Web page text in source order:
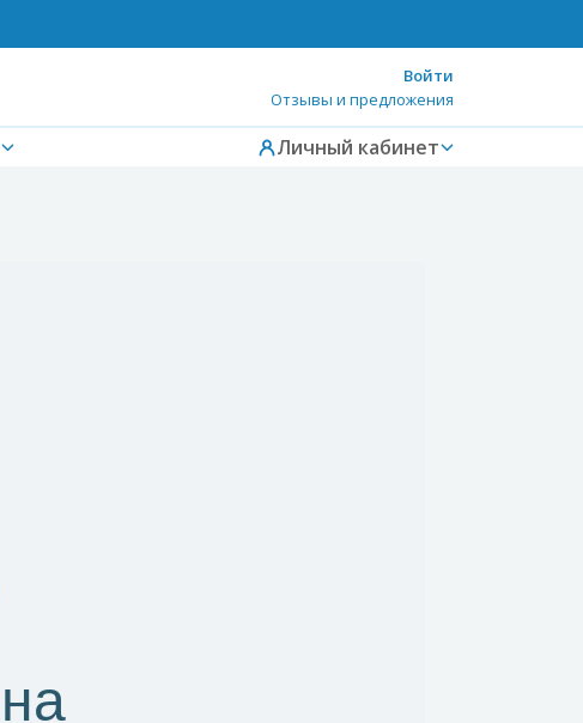
Войти
Отзывы и предложения
Личный кабинет